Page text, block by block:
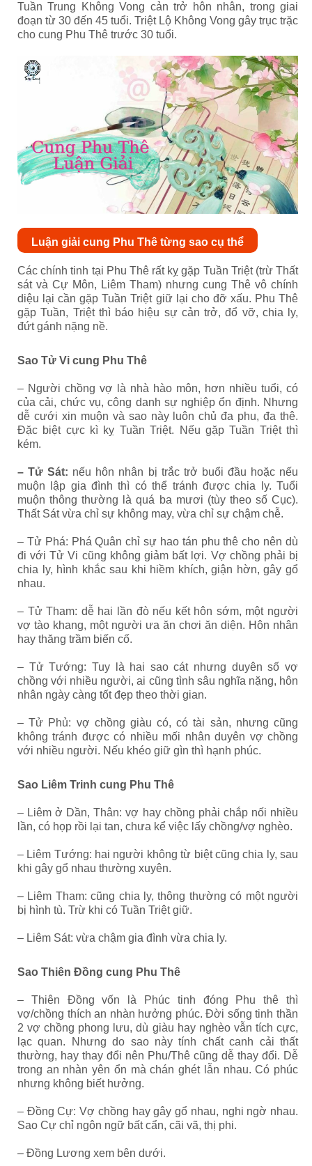
Tuần Trung Không Vong cản trở hôn nhân, trong giai
đoạn từ 30 đến 45 tuổi. Triệt Lộ Không Vong gây trục trặc
cho cung Phu Thê trước 30 tuổi.
Luận giải cung Phu Thê từng sao cụ thể
Các chính tinh tại Phu Thê rất kỵ gặp Tuần Triệt (trừ Thất
sát và Cự Môn, Liêm Tham) nhưng cung Thê vô chính
diệu lại cần gặp Tuần Triệt giữ lại cho đỡ xấu. Phu Thê
gặp Tuần, Triệt thì báo hiệu sự cản trở, đổ vỡ, chia ly,
đứt gánh nặng nề.
Sao Tử Vi cung Phu Thê
– Người chồng vợ là nhà hào môn, hơn nhiều tuổi, có
của cải, chức vụ, công danh sự nghiệp ổn định. Nhưng
dễ cưới xin muộn và sao này luôn chủ đa phu, đa thê.
Đặc biệt cực kì kỵ Tuần Triệt. Nếu gặp Tuần Triệt thì
kém.
– Tử Sát: nếu hôn nhân bị trắc trở buổi đầu hoặc nếu
muộn lập gia đình thì có thể tránh được chia ly. Tuổi
muộn thông thường là quá ba mươi (tùy theo số Cục).
Thất Sát vừa chỉ sự không may, vừa chỉ sự chậm chễ.
– Tử Phá: Phá Quân chỉ sự hao tán phu thê cho nên dù
đi với Tử Vi cũng không giảm bất lợi. Vợ chồng phải bị
chia ly, hình khắc sau khi hiềm khích, giận hờn, gây gổ
nhau.
– Tử Tham: dễ hai lần đò nếu kết hôn sớm, một người
vợ tào khang, một người ưa ăn chơi ăn diện. Hôn nhân
hay thăng trầm biến cố.
– Tử Tướng: Tuy là hai sao cát nhưng duyên số vợ
chồng với nhiều người, ai cũng tình sâu nghĩa nặng, hôn
nhân ngày càng tốt đẹp theo thời gian.
– Tử Phủ: vợ chồng giàu có, có tài sản, nhưng cũng
không tránh được có nhiều mối nhân duyên vợ chồng
với nhiều người. Nếu khéo giữ gìn thì hạnh phúc.
Sao Liêm Trinh cung Phu Thê
– Liêm ở Dần, Thân: vợ hay chồng phải chắp nối nhiều
lần, có họp rồi lại tan, chưa kể việc lấy chồng/vợ nghèo.
– Liêm Tướng: hai người không từ biệt cũng chia ly, sau
khi gây gổ nhau thường xuyên.
– Liêm Tham: cũng chia ly, thông thường có một người
bị hình tù. Trừ khi có Tuần Triệt giữ.
– Liêm Sát: vừa chậm gia đình vừa chia ly.
Sao Thiên Đồng cung Phu Thê
– Thiên Đồng vốn là Phúc tinh đóng Phu thê thì
vợ/chồng thích an nhàn hưởng phúc. Đời sống tinh thần
2 vợ chồng phong lưu, dù giàu hay nghèo vẫn tích cực,
lạc quan. Nhưng do sao này tính chất canh cải thất
thường, hay thay đổi nên Phu/Thê cũng dễ thay đổi. Dễ
trong an nhàn yên ổn mà chán ghét lẫn nhau. Có phúc
nhưng không biết hưởng.
– Đồng Cự: Vợ chồng hay gây gổ nhau, nghi ngờ nhau.
Sao Cự chỉ ngôn ngữ bất cẩn, cãi vã, thị phi.
– Đồng Lương xem bên dưới.